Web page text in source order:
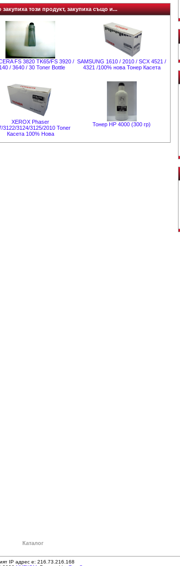
закупиха този продукт, закупиха също и...
FS 3820 TK65/FS 3920 /
/ 3640 / 30 Toner Bottle
SAMSUNG 1610 / 2010 / SCX 4521 /
4321 /100% нова Toнер Касета
XEROX Phaser
3122/3124/3125/2010 Toner
Касета 100% Нова
Тонер HP 4000 (300 гр)
Каталог
IP адрес е: 216.73.216.168